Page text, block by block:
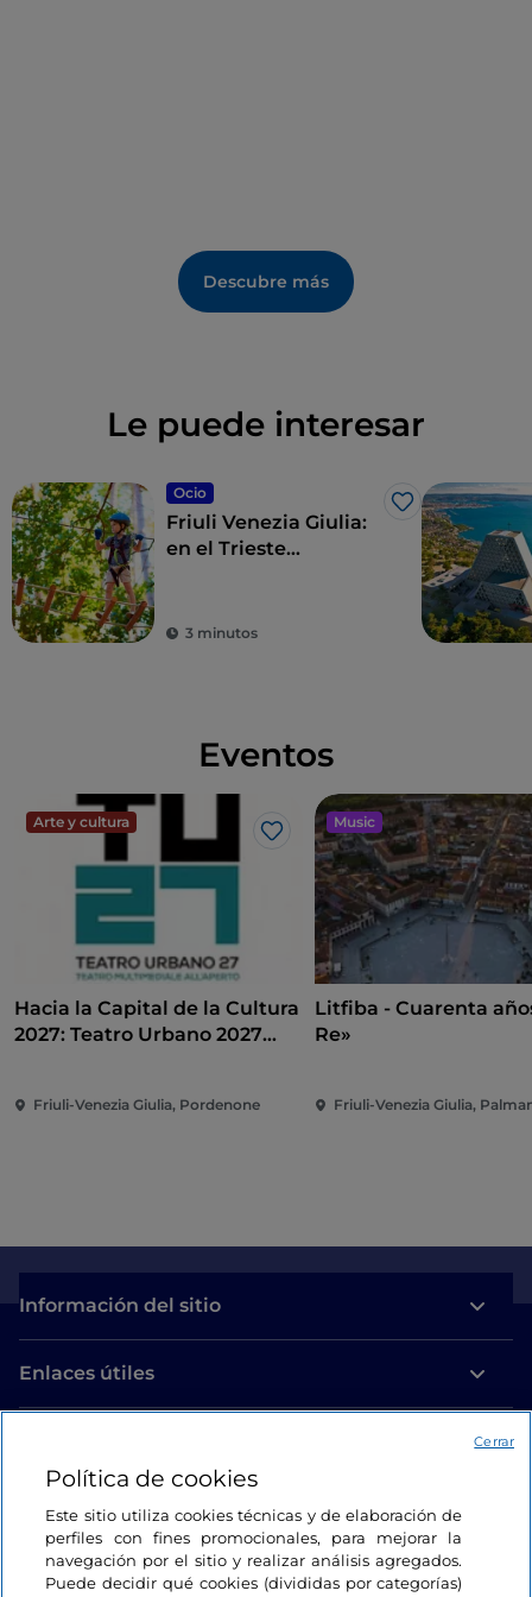
Descubre más
Le puede interesar
Ocio
Me gusta
Friuli Venezia Giulia:
en el Trieste
altura: ¡en un árbol!
3 minutos
Eventos
Arte y cultura
Me gusta
Hacia la Capital de la Cultura
2027: Teatro Urbano 2027
Friuli-Venezia Giulia, Pordenone
Music
Litfiba - Cuarenta
Re»
Friuli-Venezia Giulia,
Información del sitio
Enlaces útiles
Estamos en contacto
Política de cookies
Este sitio utiliza cookies técnicas y de elaboración de
perfiles con fines promocionales, para mejorar la
navegación por el sitio y realizar análisis agregados.
Puede decidir qué cookies (divididas por categorías)
Cerrar